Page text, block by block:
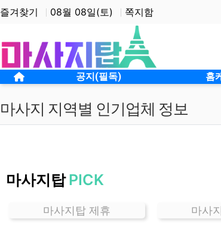
상단 네비
즐겨찾기 08월 08일(토) 쪽지함
메인 메뉴 공지(필독) 홈
홈으로
마사지 지역별 인기업체 정보
광마사지탑 PICK
마사지탑 제휴 마사